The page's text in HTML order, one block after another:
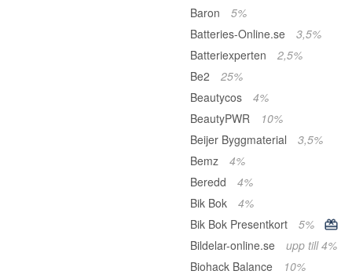
Baron
5%
Batteries-Online.se
3,5%
Batteriexperten
2,5%
Be2
25%
Beautycos
4%
BeautyPWR
10%
Beijer Byggmaterial
3,5%
Bemz
4%
Beredd
4%
Bik Bok
4%
Bik Bok Presentkort
5%
Bildelar-online.se
upp till 4%
Biohack Balance
10%